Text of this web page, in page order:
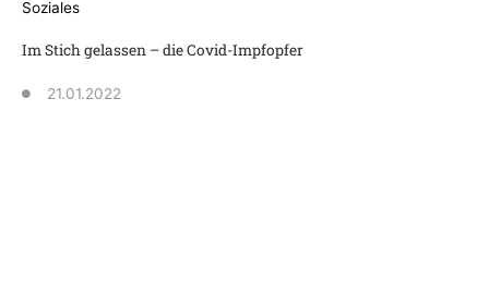
Soziales
Im Stich gelassen – die Covid-Impfopfer
21.01.2022